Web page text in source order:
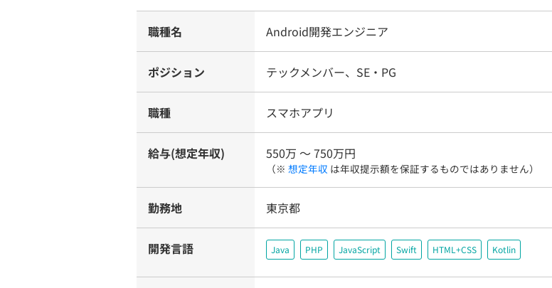
職種名 Android開発エンジニア
ポジション テックメンバー、SE・PG
職種 スマホアプリ
給与(想定年収) 550万 〜 750万円
（※ 想定年収 は年収提示額を保証するものではありません）
勤務地 東京都
開発言語 Java PHP JavaScript Swift HTML+CSS Kotlin